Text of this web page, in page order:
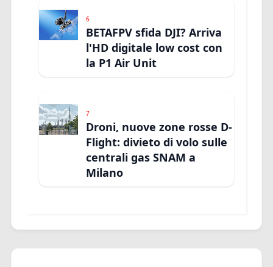
6
BETAFPV sfida DJI? Arriva
l'HD digitale low cost con
la P1 Air Unit
7
Droni, nuove zone rosse D-
Flight: divieto di volo sulle
centrali gas SNAM a
Milano